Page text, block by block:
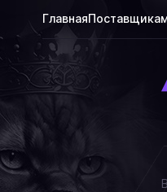
Главная